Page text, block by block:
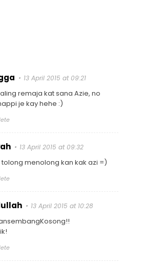
13 April 2015 at 09:21
remaja kat sana Azie, no
je kay hehe :)
13 April 2015 at 09:32
menolong kan kak azi =)
13 April 2015 at 10:28